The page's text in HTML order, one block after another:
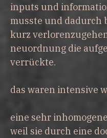
inputs und
musste und dadurch
kurz
neuordnung die
verrückte.
das waren intensive
eine sehr
weil sie durch eine